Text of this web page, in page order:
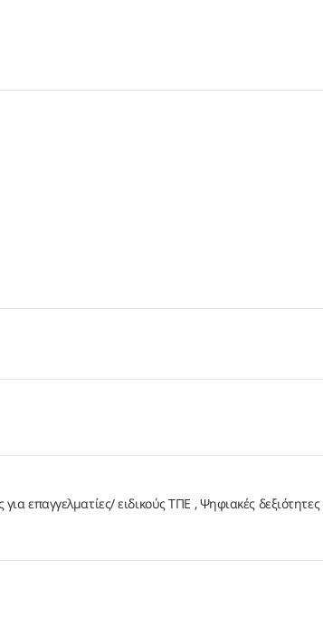
επαγγελματίες/ ειδικούς ΤΠΕ Ψηφιακές